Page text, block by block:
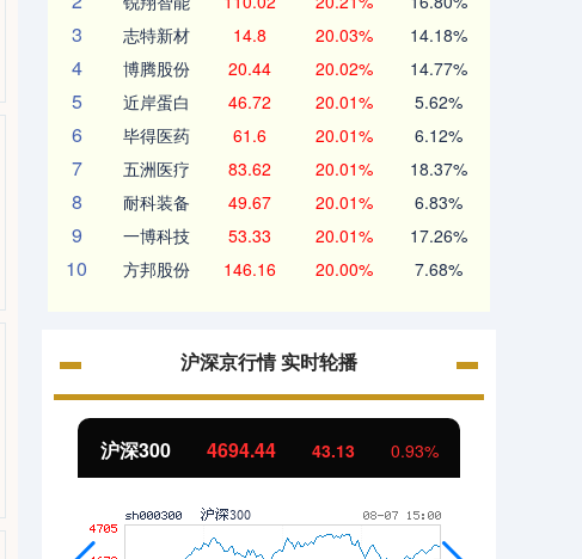
3 志特新材 14.8 20.03% 14.18%
4 博腾股份 20.44 20.02% 14.77%
5 近岸蛋白 46.72 20.01% 5.62%
6 毕得医药 61.6 20.01% 6.12%
7 五洲医疗 83.62 20.01% 18.37%
8 耐科装备 49.67 20.01% 6.83%
9 一博科技 53.33 20.01% 17.26%
10 方邦股份 146.16 20.00% 7.68%
沪深京行情 实时轮播
沪深300 4694.44 43.13 0.93%